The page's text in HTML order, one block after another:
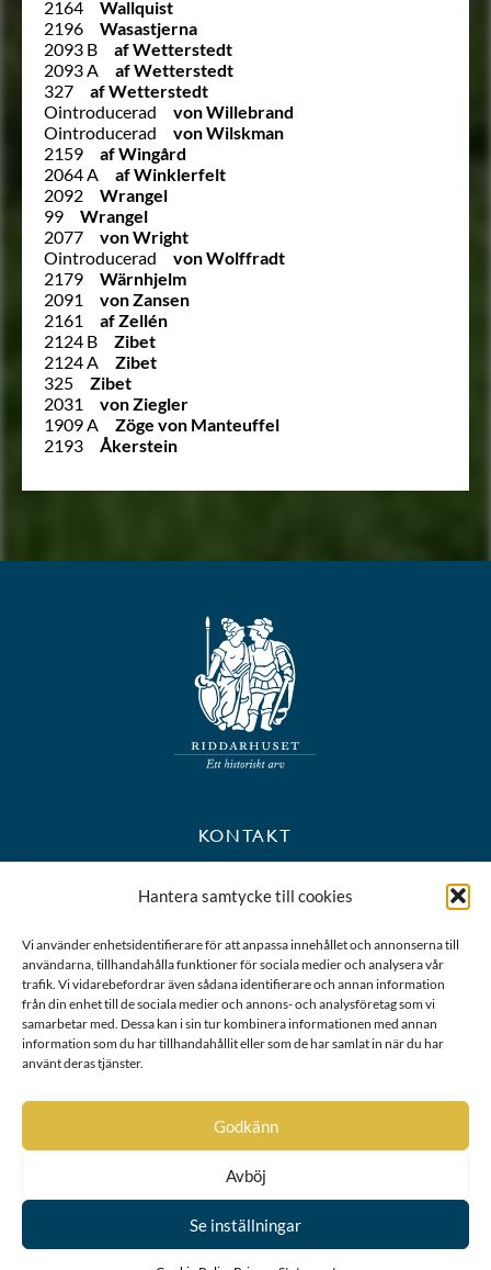
Hantera samtycke till cookies
Vi använder enhetsidentifierare för att anpassa innehållet och annonserna till
användarna, tillhandahålla funktioner för sociala medier och analysera vår
trafik. Vi vidarebefordrar även sådana identifierare och annan information
från din enhet till de sociala medier och annons- och analysföretag som vi
samarbetar med. Dessa kan i sin tur kombinera informationen med annan
information som du har tillhandahållit eller som de har samlat in när du har
använt deras tjänster.
Godkänn
Avböj
Se inställningar
2164
Wallquist
2196
Wasastjerna
2093 B
af Wetterstedt
2093 A
af Wetterstedt
327
af Wetterstedt
Ointroducerad
von Willebrand
Ointroducerad
von Wilskman
2159
af Wingård
2064 A
af Winklerfelt
2092
Wrangel
99
Wrangel
2077
von Wright
Ointroducerad
von Wolffradt
2179
Wärnhjelm
2091
von Zansen
2161
af Zellén
2124 B
Zibet
2124 A
Zibet
325
Zibet
2031
von Ziegler
1909 A
Zöge von Manteuffel
2193
Åkerstein
KONTAKT
BESÖKS- OCH POSTADRESS
Riddarhustorget 10
Karta